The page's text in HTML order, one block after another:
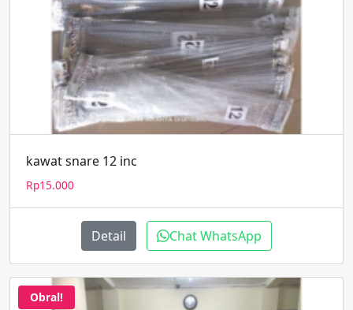
kawat snare 12 inc
Rp15.000
Detail Chat WhatsApp
Obral!